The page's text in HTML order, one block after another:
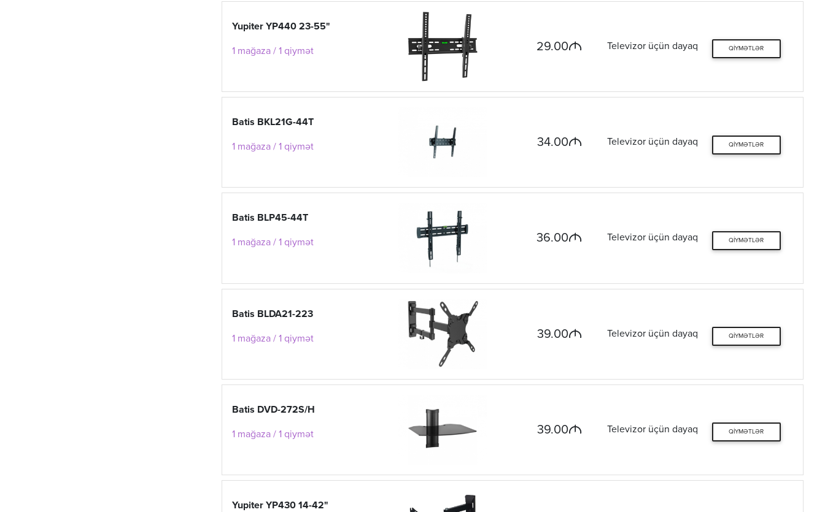
Yupiter YP440 23-55"
1 mağaza / 1 qiymət 29.00M Televizor üçün dayaq QIYMƏTLƏR
Batis BKL21G-44T
1 mağaza / 1 qiymət 34.00M Televizor üçün dayaq QIYMƏTLƏR
Batis BLP45-44T
1 mağaza / 1 qiymət 36.00M Televizor üçün dayaq QIYMƏTLƏR
Batis BLDA21-223
1 mağaza / 1 qiymət 39.00M Televizor üçün dayaq QIYMƏTLƏR
Batis DVD-272S/H
1 mağaza / 1 qiymət 39.00M Televizor üçün dayaq QIYMƏTLƏR
Yupiter YP430 14-42"